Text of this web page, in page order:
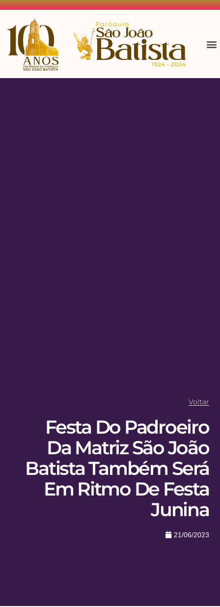
Voltar
Festa Do Padroeiro
Da Matriz São João
Batista Também Será
Em Ritmo De Festa
Junina
21/06/2023